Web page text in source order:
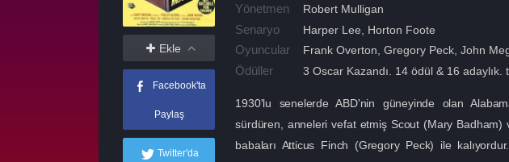
Ekle
Facebook'ta
Paylaş
Twitter'da
Yönetmen Robert Mulligan
Senaryo Harper Lee, Horton Foote
Oyuncular Frank Overton ,Gregory Peck ,John
Ödüller 3 Oscar Kazandı. 14 ödül & 16 adaylık.
1930'lu senelerde ABD'nin güneyinde olan
sürdüren, anneleri vefat etmiş Scout (Mary Badham)
babaları Atticus Finch (Gregory Peck) ile